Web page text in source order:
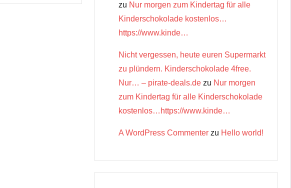
zu Nur morgen zum Kindertag für alle
Kinderschokolade kostenlos…
https://www.kinde…
Nicht vergessen, heute euren Supermarkt
zu plündern. Kinderschokolade 4free.
Nur… – pirate-deals.de zu Nur morgen
zum Kindertag für alle Kinderschokolade
kostenlos…https://www.kinde…
A WordPress Commenter zu Hello world!